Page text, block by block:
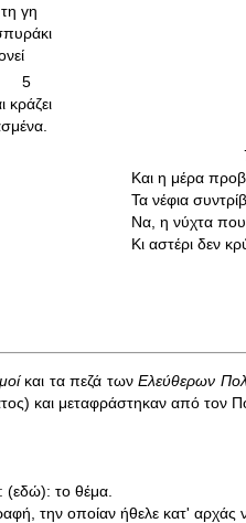
γη
5
κράζει
Και η μέρα
Τα νέφια
Να, η νύχτα που
Κι αστέρι δεν
και τα πεζά τωνΕλεύθερων
και μεταφράστηκαν από τον
: (εδώ): το θέμα.
την οποίαν ήθελε κατ' αρχάς